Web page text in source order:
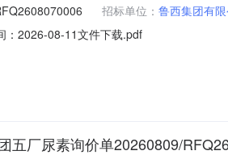
招标单位： 鲁西集团有
：2026-08-11文件下载.pdf
五厂尿素询价单20260809/